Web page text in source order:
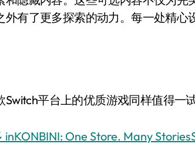
有了更多探索的动力。每一处精心
平台上的优质游戏同样值得一
One Store. Many